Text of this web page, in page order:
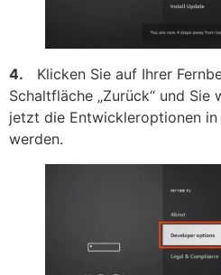
4. Klicken Sie auf Ihrer
Schaltfläche „Zurück“ und Sie
jetzt die Entwickleroptionen
werden.